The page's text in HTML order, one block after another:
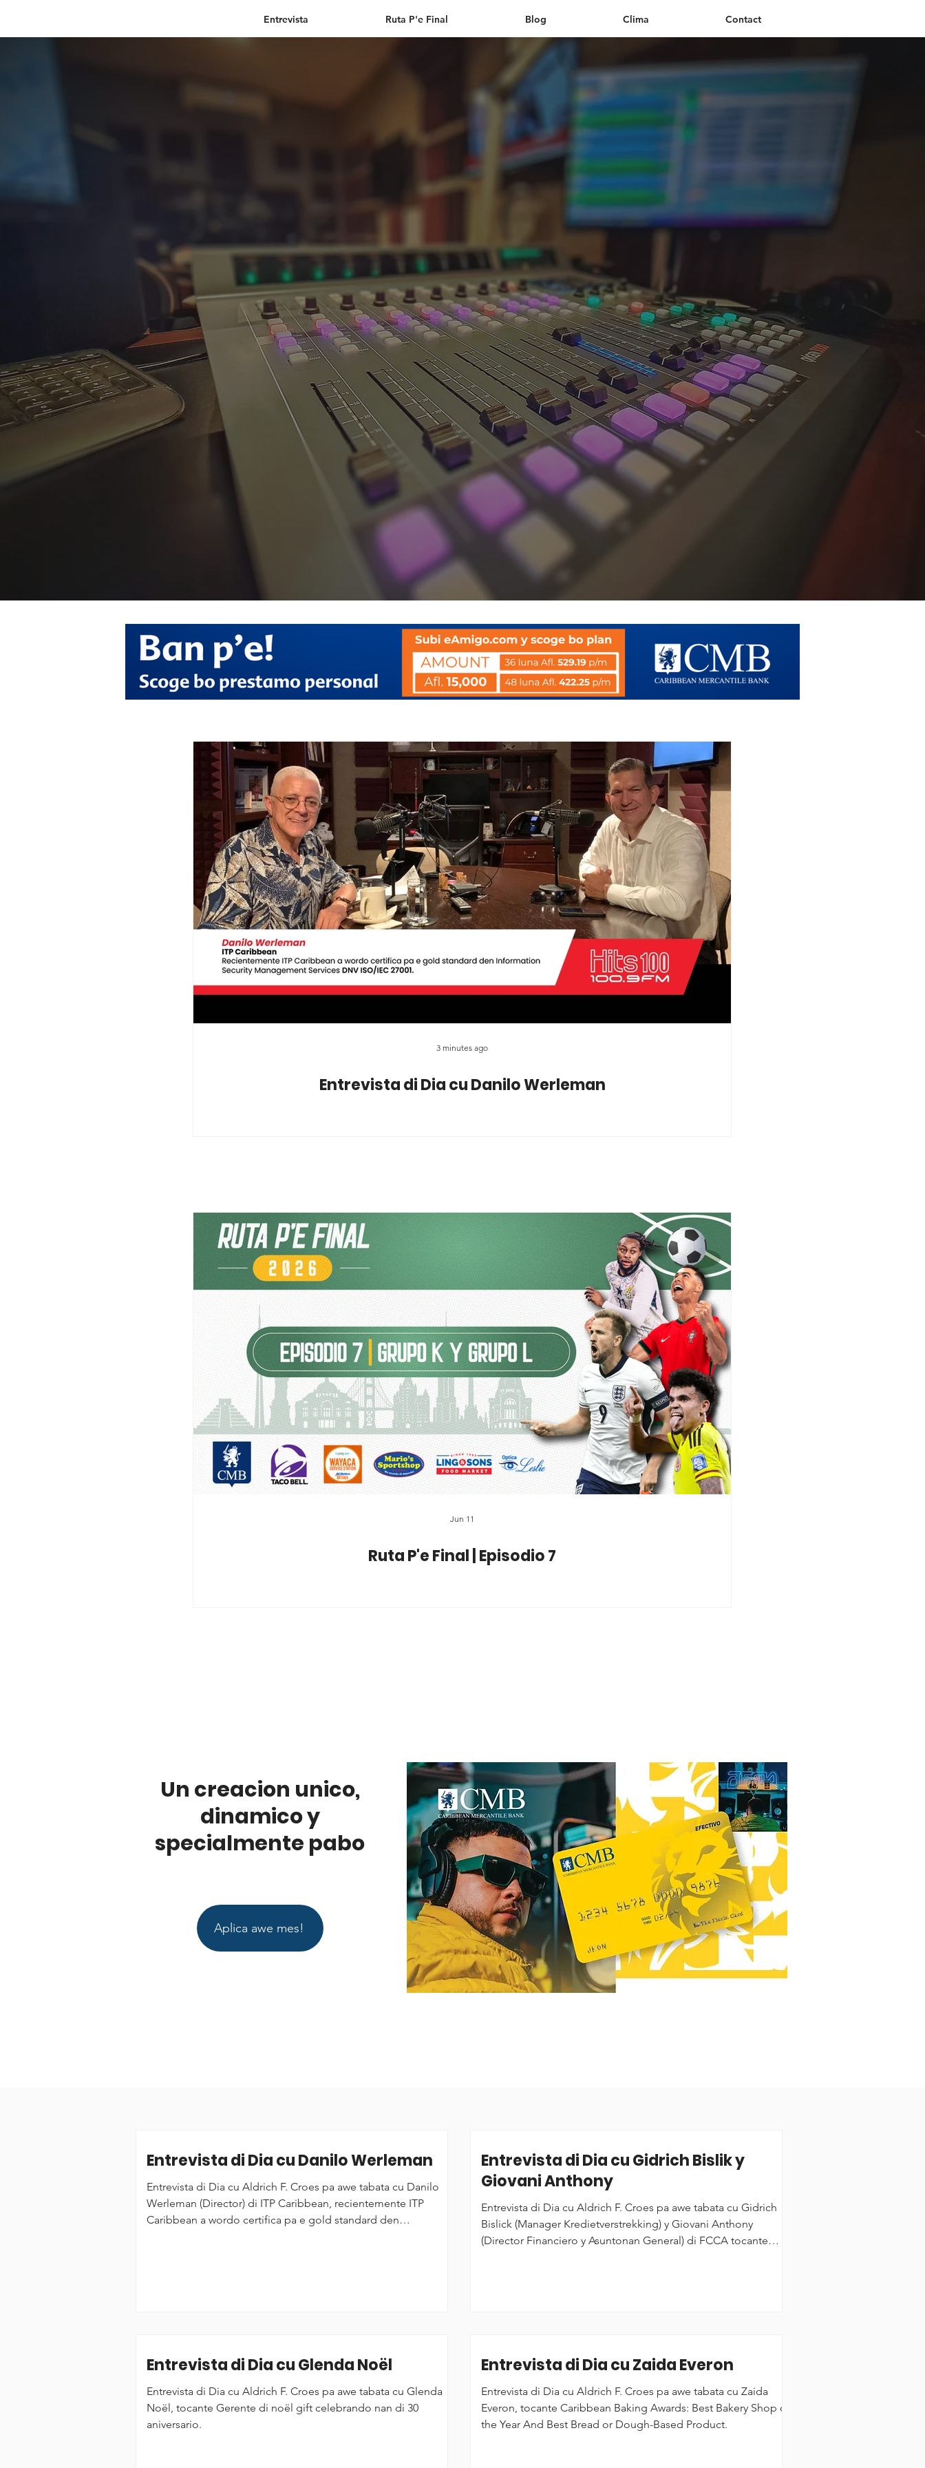
Entrevista Ruta P'e Final Blog Clima Contact
WELCOME TOHITS 100FM,
ARUBA'S HOME OF THE HITS.
Entrevista di Dia cu Danilo Werleman
3 minutes ago
Ruta P'e Final | Episodio 7
Jun 11
Un creacion unico,
dinamico y
specialmente pabo
Aplica awe mes!
Entrevista di Dia cu Danilo Werleman
Entrevista di Dia cu Aldrich F. Croes pa awe tabata cu Danilo
Werleman (Director) di ITP Caribbean, recientemente ITP
Caribbean a wordo certifica pa e gold standard den
Entrevista di Dia cu Gidrich Bislik y
Giovani Anthony
Entrevista di Dia cu Aldrich F. Croes pa awe tabata cu Gidrich
Bislick (Manager Kredietverstrekking) y Giovani Anthony
(Director Financiero y Asuntonan General) di FCCA tocante
Entrevista di Dia cu Glenda Noël
Entrevista di Dia cu Aldrich F. Croes pa awe tabata cu Glenda
Noël, tocante Gerente di noël gift celebrando nan di 30
aniversario.
Entrevista di Dia cu Zaida Everon
Entrevista di Dia cu Aldrich F. Croes pa awe tabata cu Zaida
Everon, tocante Caribbean Baking Awards: Best Bakery Shop of
the Year And Best Bread or Dough-Based Product.